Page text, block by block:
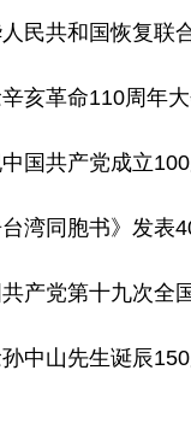
民共和国恢复联
亥革命110周年
国共产党成立
湾同胞书》发表
产党第十九次全
中山先生诞辰